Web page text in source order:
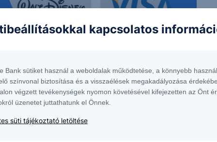
tekinthetőek az Erste Bank Hungary Zrt., az Erste Befektetési Zrt. vagy
nem minősül befektetési ajánlatnak, ajánlattételi felhívásnak, befektetési
érhető el, ugyanitt megtalálható az adott intstrumentumra esetlegesen
kapcsolatos
Bank sütiket használ a weboldalak működtetése, a könnyebb
színvonal biztosítása és a visszaélések megakadályozása
végzett tevékenységek nyomon követésével kifejezetten az Önt
üzenetet juttathatunk el Önnek.
süti tájékoztató letöltése